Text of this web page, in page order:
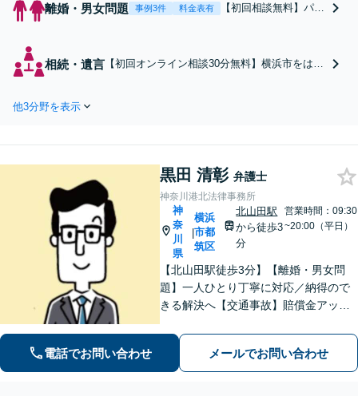
離婚・男女問題 事例3件 料金表有
【初回相談無料】パパ
線で物事を解決へと導
きます／離婚協議・調
ださい【Web面談可】
【夜間面談応相談】
相続・遺言 【初回オンライン相談30分無料】横浜市をはじ
【当日・夜間面談応相談】
他3分野を表示
黒田 清彰 弁護士
神奈川港北法律事務所
神
奈
川
県
|
横浜
市都
筑区
北山田駅
から徒歩3
分
営業時間：09:30
~20:00（平日）
【北山田駅徒歩3分】【離婚・男女問
題】一人ひとり丁寧に対応／納得ので
きる解決へ【交通事故】賠償金アップ
手続きはお任せ【借金・債務整理】手
続きはもちろん、再発防止策や今後の
生活のフォローも行います。
電話でお問い合わせ メールでお問い合わせ